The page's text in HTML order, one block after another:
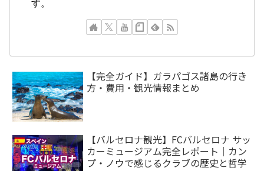
す。
【完全ガイド】ガラパゴス諸島の行き
方・費用・観光情報まとめ
【バルセロナ観光】FCバルセロナ サッ
カーミュージアム完全レポート｜カン
プ・ノウで感じるクラブの歴史と哲学